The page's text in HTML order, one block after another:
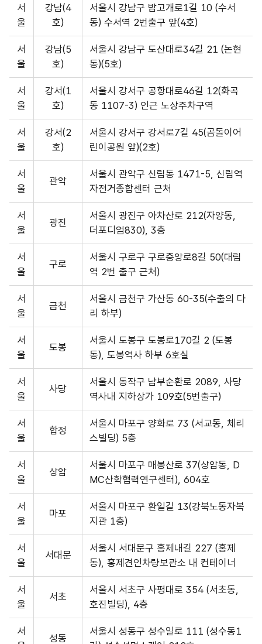
성
된
울
지
보
목
서
울
강남(4
호)
서울시 강남구 밤고개로1길 10 (수서
동) 수서역 2번출구 앞(4호)
서
울
강남(5
호)
서울시 강남구 도산대로34길 21 (논현
동)(5호)
서
울
강서(1
호)
서울시 강서구 공항대로46길 12(화곡
동 1107-3) 인근 노상주차구역
서
울
강서(2
호)
서울시 강서구 강서로7길 45(곰돌이어
린이공원 앞)(2호)
서
울
관악
서울시 관악구 신림동 1471-5, 신림역
자전거종합센터 근처
서
울
광진
서울시 광진구 아차산로 212(자양동,
더포디엄830), 3층
서
울
구로
서울시 구로구 구로중앙로8길 50(대림
역 2번 출구 근처)
서
울
금천
서울시 금천구 가산동 60-35(수출의 다
리 하부)
서
울
도봉
서울시 도봉구 도봉로170길 2 (도봉
동), 도봉역사 하부 6호실
서
울
사당
서울시 동작구 남부순환로 2089, 사당
역사내 지하상가 109호(5번출구)
서
울
합정
서울시 마포구 양화로 73 (서교동, 체리
스빌딩) 5층
서
울
상암
서울시 마포구 매봉산로 37(상암동, D
MC산학협력연구센터), 604호
서
울
마포
서울시 마포구 환일길 13(강북노동자복
지관 1층)
서
울
서대문
서울시 서대문구 홍제내길 227 (홍제
동), 홍제견인차량보관소 내 컨테이너
서
울
서초
서울시 서초구 사평대로 354 (서초동,
호진빌딩), 4층
서
성동
서울시 성동구 성수일로 111 (성수동1